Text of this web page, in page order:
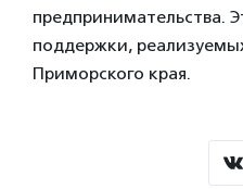
предпринимательства.
поддержки,
Приморского края.